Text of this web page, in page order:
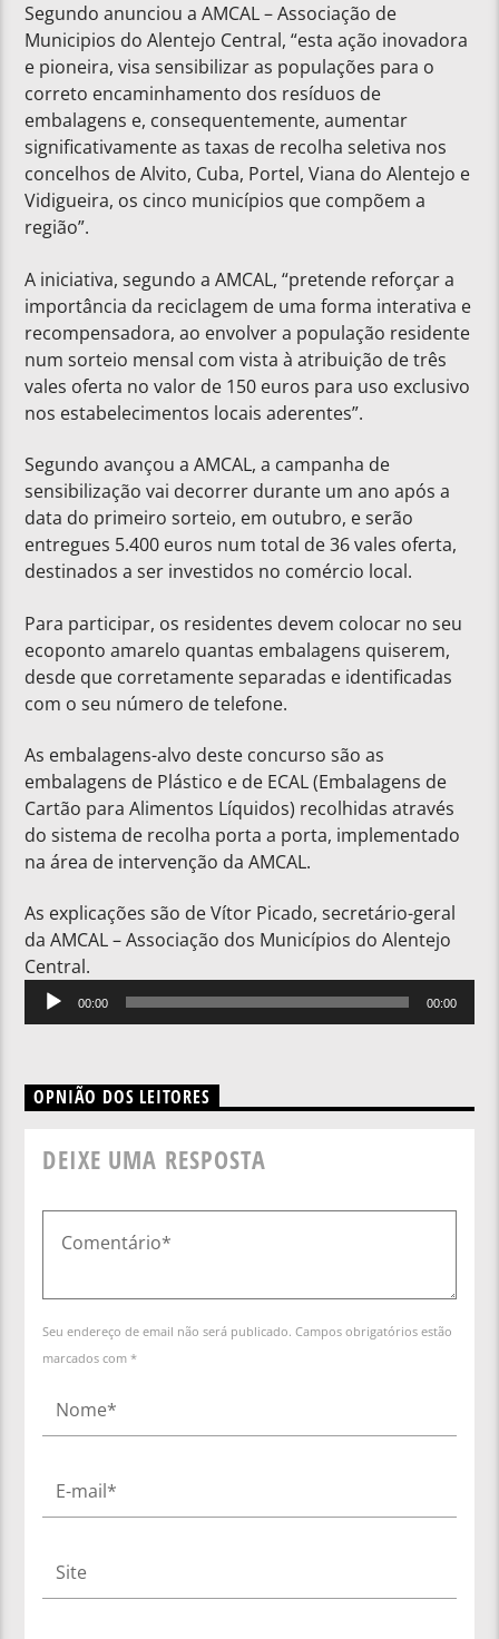
Segundo anunciou a AMCAL – Associação de
Municipios do Alentejo Central, “esta ação inovadora
e pioneira, visa sensibilizar as populações para o
correto encaminhamento dos resíduos de
embalagens e, consequentemente, aumentar
significativamente as taxas de recolha seletiva nos
concelhos de Alvito, Cuba, Portel, Viana do Alentejo e
Vidigueira, os cinco municípios que compõem a
região”.
A iniciativa, segundo a AMCAL, “pretende reforçar a
importância da reciclagem de uma forma interativa e
recompensadora, ao envolver a população residente
num sorteio mensal com vista à atribuição de três
vales oferta no valor de 150 euros para uso exclusivo
nos estabelecimentos locais aderentes”.
Segundo avançou a AMCAL, a campanha de
sensibilização vai decorrer durante um ano após a
data do primeiro sorteio, em outubro, e serão
entregues 5.400 euros num total de 36 vales oferta,
destinados a ser investidos no comércio local.
Para participar, os residentes devem colocar no seu
ecoponto amarelo quantas embalagens quiserem,
desde que corretamente separadas e identificadas
com o seu número de telefone.
As embalagens-alvo deste concurso são as
embalagens de Plástico e de ECAL (Embalagens de
Cartão para Alimentos Líquidos) recolhidas através
do sistema de recolha porta a porta, implementado
na área de intervenção da AMCAL.
As explicações são de Vítor Picado, secretário-geral
da AMCAL – Associação dos Municípios do Alentejo
Central.
Reprodutor
de
00:00 00:00
OPNIÃO DOS LEITORES
DEIXE UMA RESPOSTA
Seu endereço de email não será publicado. Campos obrigatórios estão
marcados com *